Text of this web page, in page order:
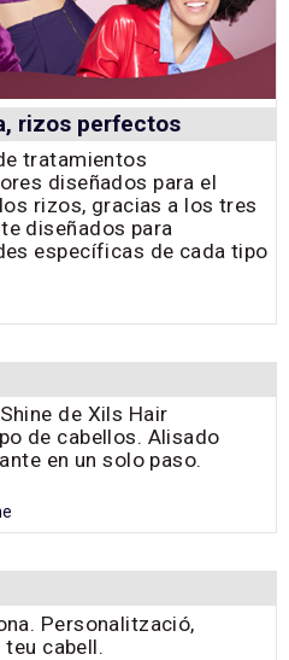
rizos perfectos
tratamientos
diseñados para el
rizos, gracias a los tres
diseñados para
específicas de cada tipo
de Xils Hair
de cabellos. Alisado
en un solo paso.
Personalització,
cabell.